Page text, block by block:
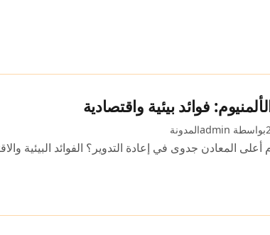
فوائد بيئية واقتصادية
بواسطة admin المدونة
أعلى المعادن جدوى في إعادة التدوير؟ الفوائد البيئية